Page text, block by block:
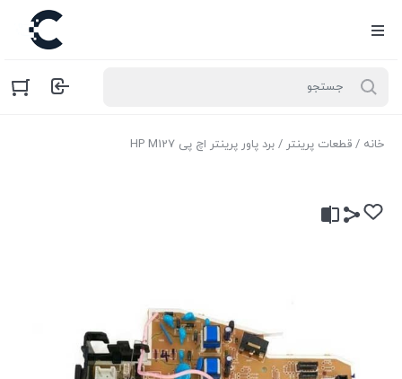
خانه / قطعات پرینتر / برد پاور پرینتر اچ پی HP M127